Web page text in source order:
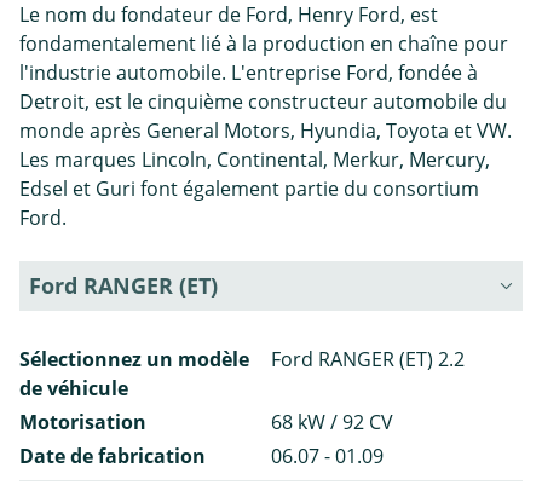
Le nom du fondateur de Ford, Henry Ford, est
fondamentalement lié à la production en chaîne pour
l'industrie automobile. L'entreprise Ford, fondée à
Detroit, est le cinquième constructeur automobile du
monde après General Motors, Hyundia, Toyota et VW.
Les marques Lincoln, Continental, Merkur, Mercury,
Edsel et Guri font également partie du consortium
Ford.
Ford RANGER (ET)
Sélectionnez un modèle
de véhicule
Ford RANGER (ET) 2.2
Motorisation
68 kW / 92 CV
Date de fabrication
06.07 - 01.09